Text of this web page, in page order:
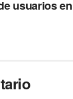
usuarios